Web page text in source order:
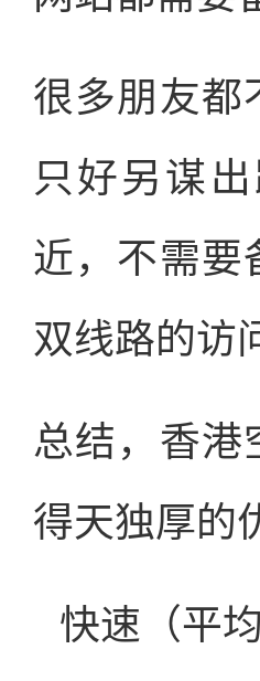
很多朋友都
只好另谋
近，不需要
双线路的访
总结，香港
得天独厚的
快速（平